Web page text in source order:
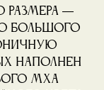
размера —
большого
наполнен
мха